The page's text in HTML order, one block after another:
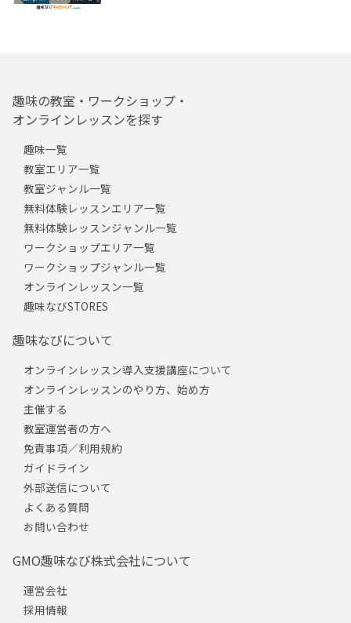
趣味の教室・ワークショップ・
オンラインレッスンを探す
趣味一覧
教室エリア一覧
教室ジャンル一覧
無料体験レッスンエリア一覧
無料体験レッスンジャンル一覧
ワークショップエリア一覧
ワークショップジャンル一覧
オンラインレッスン一覧
趣味なびSTORES
趣味なびについて
オンラインレッスン導入支援講座について
オンラインレッスンのやり方、始め方
主催する
教室運営者の方へ
免責事項／利用規約
ガイドライン
外部送信について
よくある質問
お問い合わせ
GMO趣味なび株式会社について
運営会社
採用情報